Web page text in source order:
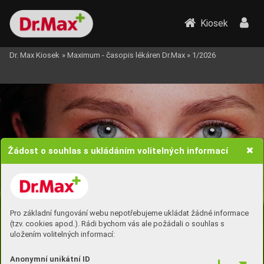
Žádost o souhlas s ukládáním volitelných informací
Pro základní fungování webu nepotřebujeme ukládat žádné informace
(tzv. cookies apod.). Rádi bychom vás ale požádali o souhlas s
uložením volitelných informací:
Anonymní unikátní ID
Kiosek
Dr. Max Kiosek » Maximum - časopis lékáren Dr.Max » 1/2026